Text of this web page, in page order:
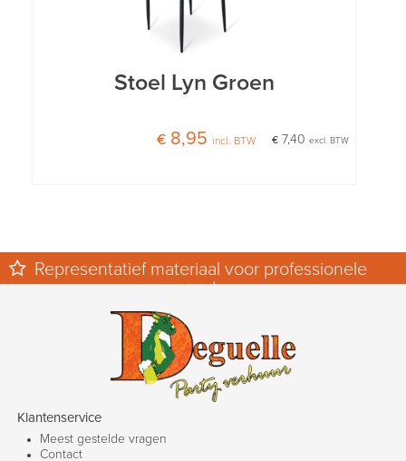
Stoel Lyn Groen
€ 7,40excl. BTW
€ 8,95 incl. BTW
Representatief materiaal voor professionele
events.
Klantenservice
Meest gestelde vragen
Contact